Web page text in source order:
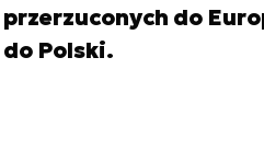
przerzuconych do
do Polski.